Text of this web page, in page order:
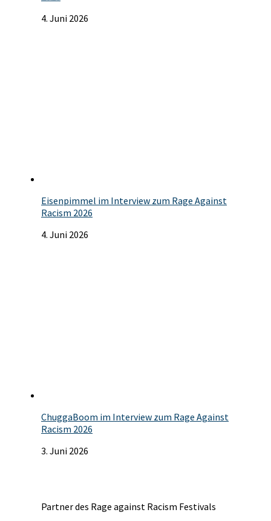
4. Juni 2026
Eisenpimmel im Interview zum Rage Against
Racism 2026
4. Juni 2026
ChuggaBoom im Interview zum Rage Against
Racism 2026
3. Juni 2026
Partner des Rage against Racism Festivals